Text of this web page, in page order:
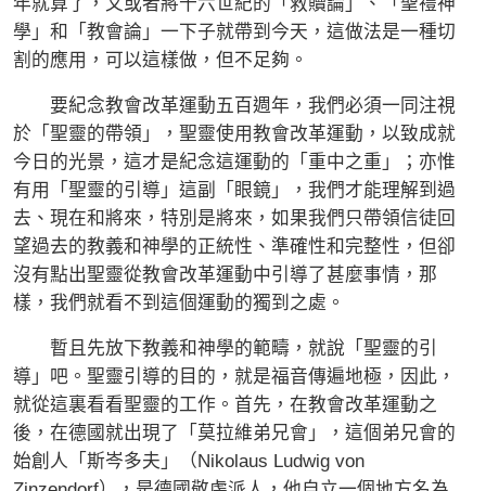
學」和「教會論」一下子就帶到今天，這做法是一種切
割的應用，可以這樣做，但不足夠。
要紀念教會改革運動五百週年，我們必須一同注視
於「聖靈的帶領」，聖靈使用教會改革運動，以致成就
今日的光景，這才是紀念這運動的「重中之重」；亦惟
有用「聖靈的引導」這副「眼鏡」，我們才能理解到過
去、現在和將來，特別是將來，如果我們只帶領信徒回
望過去的教義和神學的正統性、準確性和完整性，但卻
沒有點出聖靈從教會改革運動中引導了甚麼事情，那
樣，我們就看不到這個運動的獨到之處。
暫且先放下教義和神學的範疇，就說「聖靈的引
導」吧。聖靈引導的目的，就是福音傳遍地極，因此，
就從這裏看看聖靈的工作。首先，在教會改革運動之
後，在德國就出現了「莫拉維弟兄會」，這個弟兄會的
始創人「斯岑多夫」（Nikolaus Ludwig von